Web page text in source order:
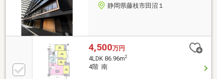
静岡県藤枝市田沼１
4,500万円
4LDK 86.96m2
4階 南